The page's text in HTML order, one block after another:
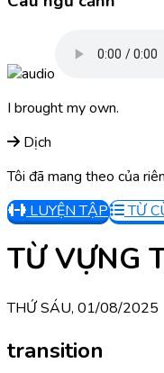
I brought my own.
Dịch
Tôi đã mang theo của
LUYỆN TẬP
TỪ
TỪ VỰNG
THỨ SÁU, 01/08/2025
transition